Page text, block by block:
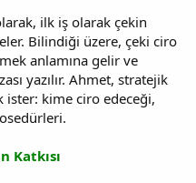
ilk iş olarak çekin
Bilindiği üzere, çeki ciro
anlamına gelir ve
yazılır. Ahmet, stratejik
ister: kime ciro edeceği,
Katkısı